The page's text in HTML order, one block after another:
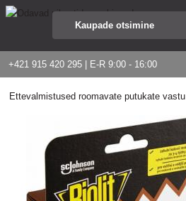
+421 915 420 295 | E-R 9:00 - 16:00
Ettevalmistused roomavate putukate vastu